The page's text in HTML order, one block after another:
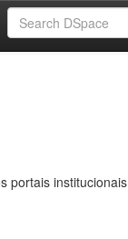
portais institucionais